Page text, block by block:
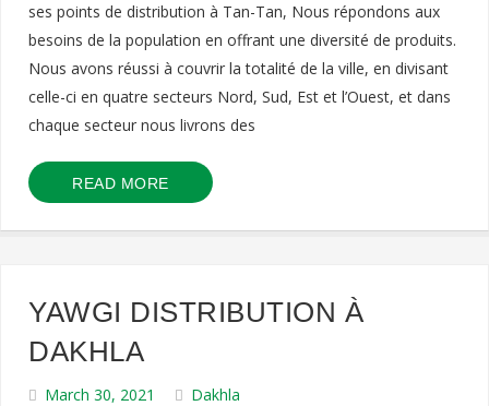
ses points de distribution à Tan-Tan, Nous répondons aux
besoins de la population en offrant une diversité de produits.
Nous avons réussi à couvrir la totalité de la ville, en divisant
celle-ci en quatre secteurs Nord, Sud, Est et l’Ouest, et dans
chaque secteur nous livrons des
READ MORE
YAWGI DISTRIBUTION À
DAKHLA
March 30, 2021 Dakhla